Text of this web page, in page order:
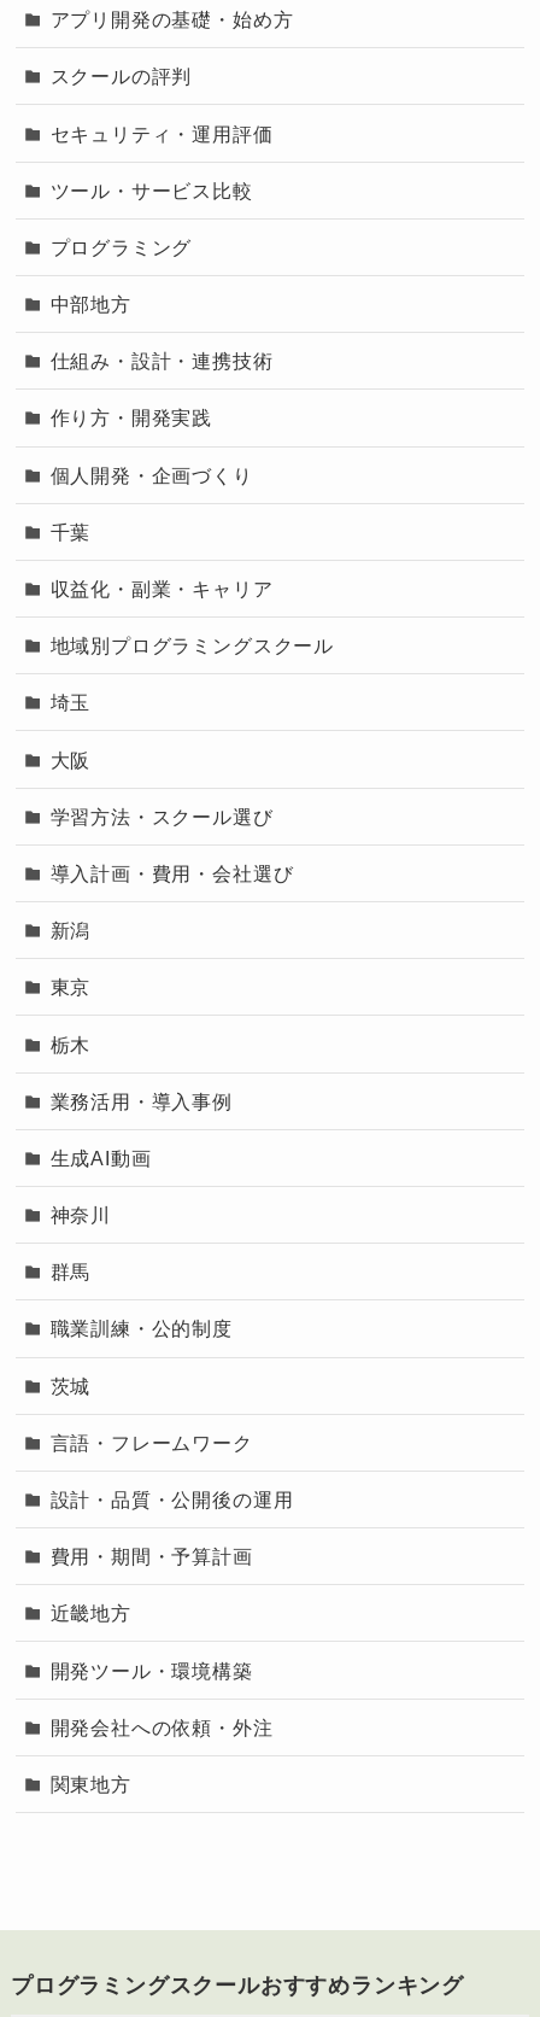
アプリ開発の基礎・始め方
スクールの評判
セキュリティ・運用評価
ツール・サービス比較
プログラミング
中部地方
仕組み・設計・連携技術
作り方・開発実践
個人開発・企画づくり
千葉
収益化・副業・キャリア
地域別プログラミングスクール
埼玉
大阪
学習方法・スクール選び
導入計画・費用・会社選び
新潟
東京
栃木
業務活用・導入事例
生成AI動画
神奈川
群馬
職業訓練・公的制度
茨城
言語・フレームワーク
設計・品質・公開後の運用
費用・期間・予算計画
近畿地方
開発ツール・環境構築
開発会社への依頼・外注
関東地方
プログラミングスクールおすすめランキング